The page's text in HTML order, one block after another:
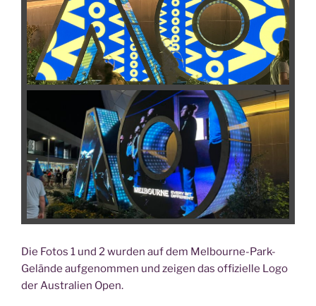
Die Fotos 1 und 2 wur­den auf dem Mel­bourne-Park-
Gelän­de auf­ge­nom­men und zei­gen das offi­zi­el­le Logo
der Aus­tra­li­en Open.